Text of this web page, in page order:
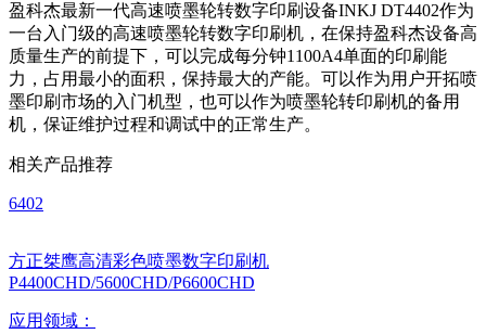
盈科杰最新一代高速喷墨轮转数字印刷设备INKJ DT4402作为
一台入门级的高速喷墨轮转数字印刷机，在保持盈科杰设备高
质量生产的前提下，可以完成每分钟1100A4单面的印刷能
力，占用最小的面积，保持最大的产能。可以作为用户开拓喷
墨印刷市场的入门机型，也可以作为喷墨轮转印刷机的备用
机，保证维护过程和调试中的正常生产。
相关产品推荐
6402
方正桀鹰高清彩色喷墨数字印刷机
P4400CHD/5600CHD/P6600CHD
应用领域：